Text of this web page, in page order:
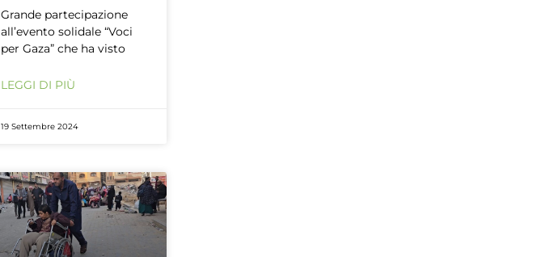
Grande partecipazione
all’evento solidale “Voci
per Gaza” che ha visto
LEGGI DI PIÙ
19 Settembre 2024